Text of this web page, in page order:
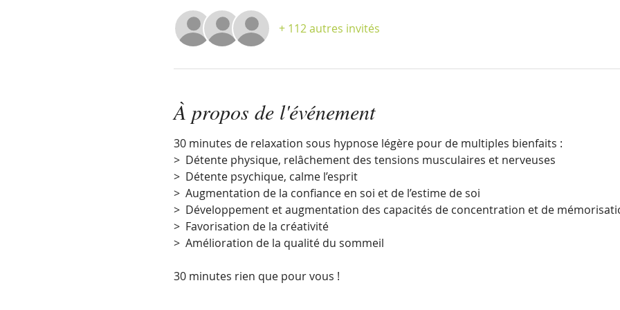
+ 112 autres invités
À propos de l'événement
30 minutes de relaxation sous hypnose légère pour de multiples bienfaits :
> Détente physique, relâchement des tensions musculaires et nerveuses
> Détente psychique, calme l’esprit
> Augmentation de la confiance en soi et de l’estime de soi
> Développement et augmentation des capacités de concentration et de
> Favorisation de la créativité
> Amélioration de la qualité du sommeil
30 minutes rien que pour vous !